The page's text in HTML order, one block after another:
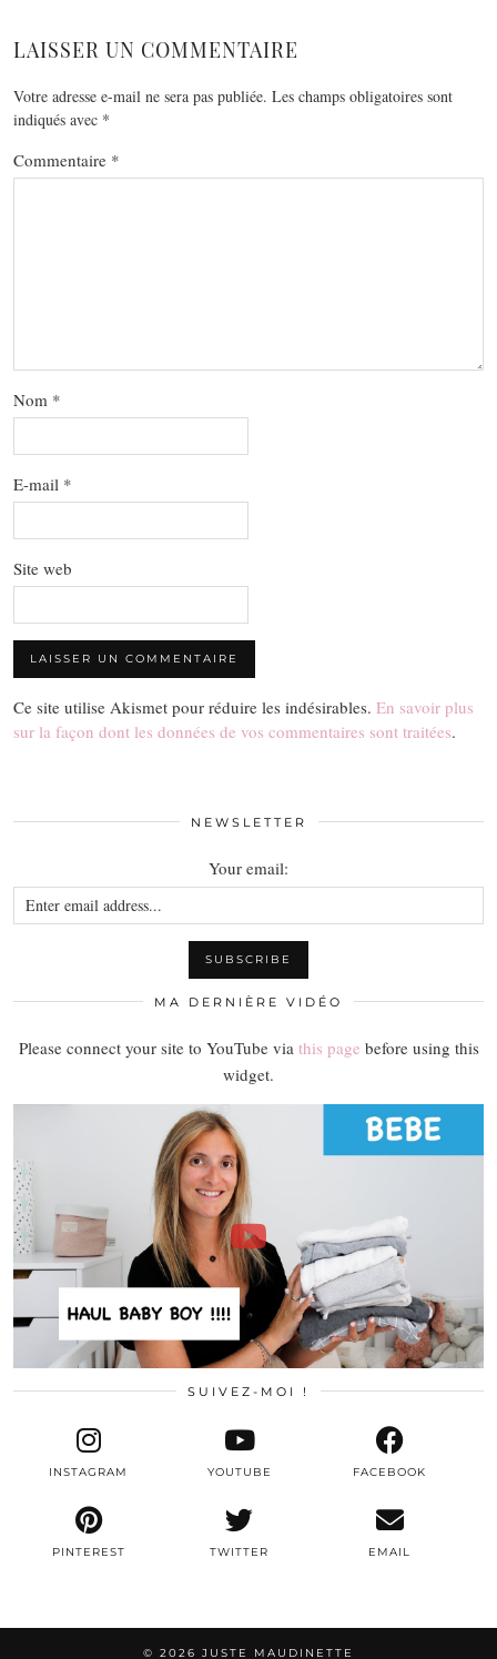
LAISSER UN COMMENTAIRE
Votre adresse e-mail ne sera pas publiée. Les champs obligatoires sont
indiqués avec *
Commentaire *
Nom *
E-mail *
Site web
Ce site utilise Akismet pour réduire les indésirables. En savoir plus
sur la façon dont les données de vos commentaires sont traitées.
NEWSLETTER
Your email:
MA DERNIÈRE VIDÉO
Please connect your site to YouTube via this page before using this
widget.
SUIVEZ-MOI !
TWITTER
INSTAGRAM FACEBOOK
PINTEREST
YOUTUBE
EMAIL
© 2026 JUSTE MAUDINETTE